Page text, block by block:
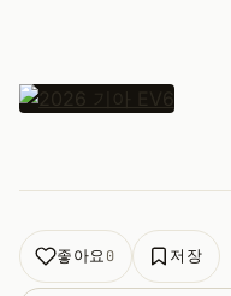
좋아요0 저장